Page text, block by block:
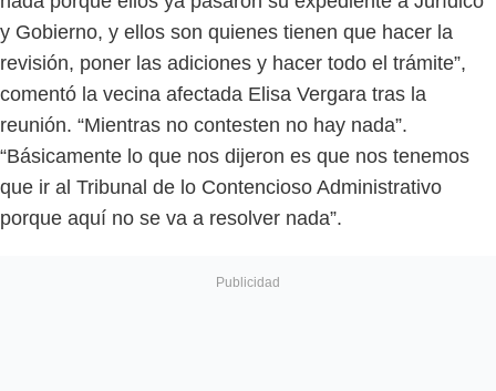
y Gobierno, y ellos son quienes tienen que hacer la
revisión, poner las adiciones y hacer todo el trámite”,
comentó la vecina afectada Elisa Vergara tras la
reunión. “Mientras no contesten no hay nada”.
“Básicamente lo que nos dijeron es que nos tenemos
que ir al Tribunal de lo Contencioso Administrativo
porque aquí no se va a resolver nada”.